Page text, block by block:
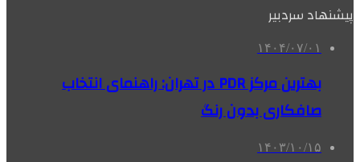
پیشنهاد سردبیر
۱۴۰۴/۰۷/۰۱
بهترین مرکز PDR در تهران: راهنمای انتخاب
صافکاری بدون رنگ
۱۴۰۳/۱۰/۱۵